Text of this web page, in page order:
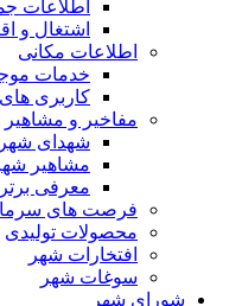
اطلاعات
اشتغال و
اطلاعات مکانی
خدمات
کاربری
مفاخیر و مشاهیر
شهدای شهر
مشاهیر
معرفی
فرصت های
محصولات تولیدی
افتخارات شهر
سوغات شهر
شورای شهر